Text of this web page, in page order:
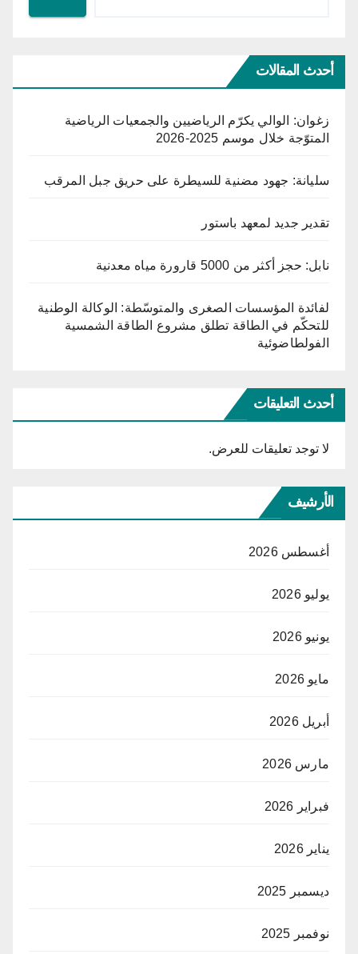
أحدث المقالات
زغوان: الوالي يكرّم الرياضيين والجمعيات الرياضية
المتوّجة خلال موسم 2025-2026
سليانة: جهود مضنية للسيطرة على حريق جبل المرقب
تقدير جديد لمعهد باستور
نابل: حجز أكثر من 5000 قارورة مياه معدنية
لفائدة المؤسسات الصغرى والمتوسّطة: الوكالة الوطنية
للتحكّم في الطاقة تطلق مشروع الطاقة الشمسية
الفولطاضوئية
أحدث التعليقات
لا توجد تعليقات للعرض.
الأرشيف
أغسطس 2026
يوليو 2026
يونيو 2026
مايو 2026
أبريل 2026
مارس 2026
فبراير 2026
يناير 2026
ديسمبر 2025
نوفمبر 2025